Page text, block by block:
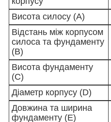
Висота силосу (A)
Відстань між корпусом
силоса та фундаменту
(B)
Висота фундаменту
(C)
Діаметр корпусу (D)
Довжина та ширина
фундаменту (E)